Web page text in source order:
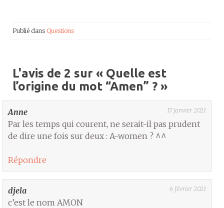
Publié dans Questions
L'avis de 2 sur « Quelle est
l’origine du mot “Amen” ? »
Anne 17 janvier 2021
Par les temps qui courent, ne serait-il pas prudent
de dire une fois sur deux : A-women ? ^^
Répondre
djela 6 février 2021
c’est le nom AMON